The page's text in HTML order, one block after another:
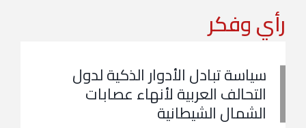
رأي وفكر
سياسة تبادل الأدوار الذكية لدول
التحالف العربية لأنهاء عصابات
الشمال الشيطانية